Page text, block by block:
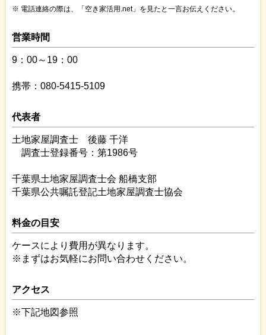
電話連絡の際は、「空き家活用.net」を見たと一言お伝えください。
営業時間
9：00～19：00
携帯：080-5415-5109
代表者
土地家屋調査士 後藤 千洋
調査士登録番号：第1986号
千葉県土地家屋調査士会 船橋支部
千葉県公共嘱託登記土地家屋調査士協会
料金の目安
ケースにより費用が異なります。
※まずはお気軽にお問い合わせください。
アクセス
※下記地図参照